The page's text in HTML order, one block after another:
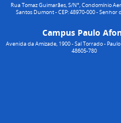
Rua Tomaz Guimarães, S/N°, Condomínio
Santos Dumont - CEP: 48970-000 - Senhor
Campus Paulo
Avenida da Amizade, 1900 - Sal Torrado - Paulo
48605-780